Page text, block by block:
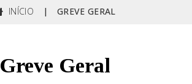
INÍCIO | GREVE GERAL
Greve Geral